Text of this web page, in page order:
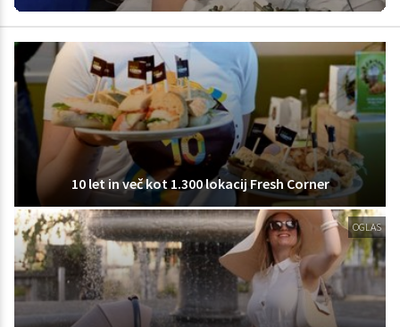
10 let in več kot 1.300 lokacij Fresh Corner
OGLAS